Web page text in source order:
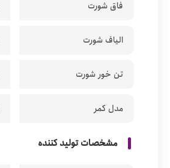
فاق شورت
الیاف شورت
تن خور شورت
مدل کمر
مشخصات تولید کننده